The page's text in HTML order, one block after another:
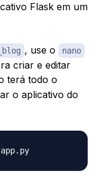
Flask em um
, use o nano
criar e editar
terá todo o
o aplicativo do